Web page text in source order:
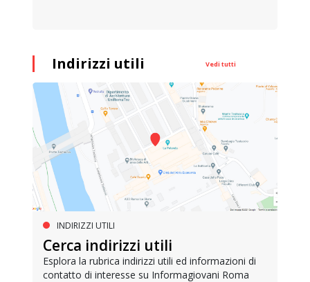
Indirizzi utili Vedi tutti
INDIRIZZI UTILI
Cerca indirizzi utili
Esplora la rubrica indirizzi utili ed informazioni di
contatto di interesse su Informagiovani Roma